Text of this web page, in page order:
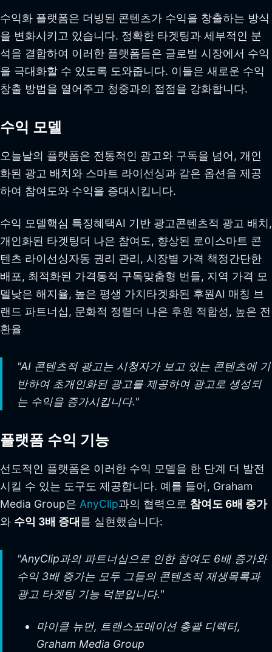
수익화 플랫폼은 더빙된 콘텐츠가 수익을 창출하는 방식
을 변화시키고 있습니다. 정확한 타겟팅과 세부적인 분
석을 결합하여 이러한 플랫폼들은 글로벌 시장에서 수익
을 극대화할 수 있도록 도와줍니다. 이들은 새로운 수익
창출 방법을 열어주고 청중과의 접점을 강화합니다.
수익 모델
오늘날의 플랫폼은 전통적인 광고와 구독을 넘어, 개인
화된 광고 배치와 스마트 라이선싱과 같은 옵션을 제공
하여 참여도와 수익을 증대시킵니다.
수익 모델핵심 특징혜택AI 기반 광고콘텐츠적 광고 배치,
개인화된 타겟팅더 나은 참여도, 향상된 로이스마트 콘
텐츠 라이선싱자동 권리 관리, 시장별 가격 책정간단한
배포, 최적화된 가격동적 구독맞춤형 번들, 지역 가격 모
델낮은 해지율, 높은 평생 가치타겟화된 후원AI 매칭 브
랜드 파트너십, 문화적 정렬더 나은 후원 적합성, 높은 전
환율
"AI 콘텐츠적 광고는 시청자가 보고 있는 콘텐츠에 기
반하여 초개인화된 광고를 제공하여 광고로 생성되
는 수익을 증가시킵니다."
플랫폼 수익 기능
선도적인 플랫폼은 이러한 수익 모델을 한 단계 더 발전
시킬 수 있는 도구도 제공합니다. 예를 들어, Graham
Media Group은 AnyClip과의 협력으로 참여도 6배 증가
와 수익 3배 증대 를 실현했습니다:
"AnyClip과의 파트너십으로 인한 참여도 6배 증가와
수익 3배 증가는 모두 그들의 콘텐츠적 재생목록과
광고 타겟팅 기능 덕분입니다."
마이클 뉴먼, 트랜스포메이션 총괄 디렉터,
Graham Media Group